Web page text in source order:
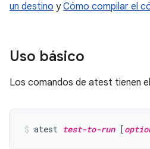
un destino yCómo compilar el
Uso básico
Los comandos de atest tienen
atest test-to-run [